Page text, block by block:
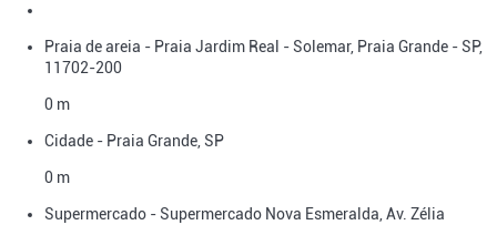
Praia de areia - Praia Jardim Real - Solemar, Praia Grande - SP,
11702-200
0 m
Cidade - Praia Grande, SP
0 m
Supermercado - Supermercado Nova Esmeralda, Av. Zélia